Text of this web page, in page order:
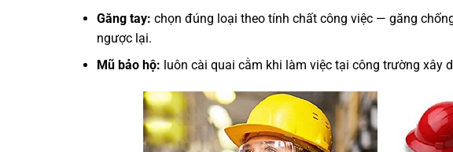
Găng tay: chọn đúng loại theo tính chất công việc — găng
ngược lại.
Mũ bảo hộ: luôn cài quai cằm khi làm việc tại công trường xây